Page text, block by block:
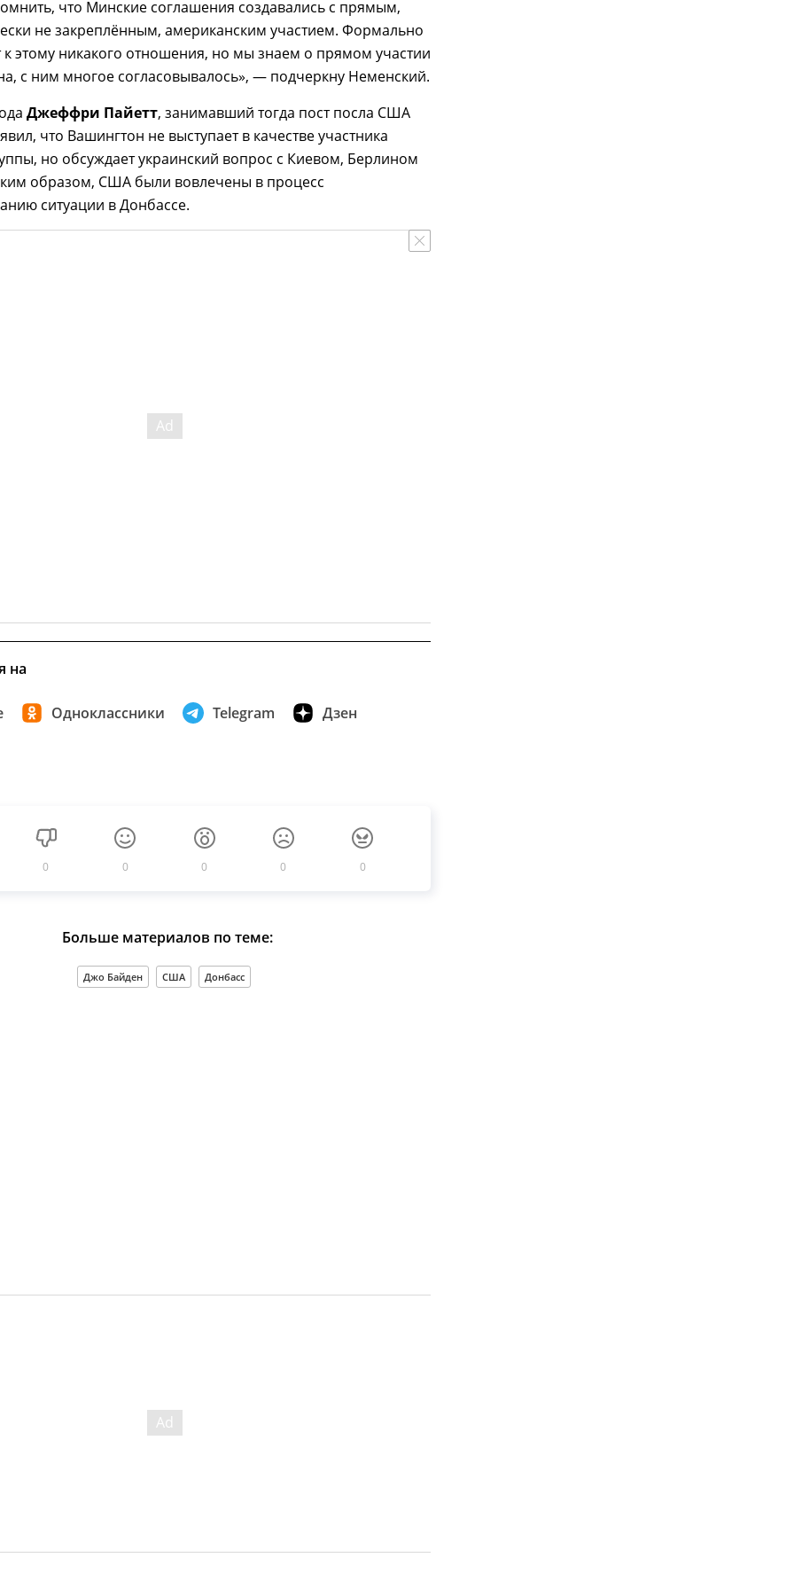
что Минские соглашения создавались с прямым,
не закреплённым, американским участием. Формально
этому никакого отношения, но мы знаем о прямом участии
с ним многое согласовывалось», — подчеркну Неменский.
Джеффри Пайетт, занимавший тогда пост посла США
что Вашингтон не выступает в качестве участника
но обсуждает украинский вопрос с Киевом, Берлином
образом, США были вовлечены в процесс
ситуации в Донбассе.
на
Одноклассники Telegram Дзен
0 0 0 0 0
Больше материалов по теме:
Джо Байден США Донбасс